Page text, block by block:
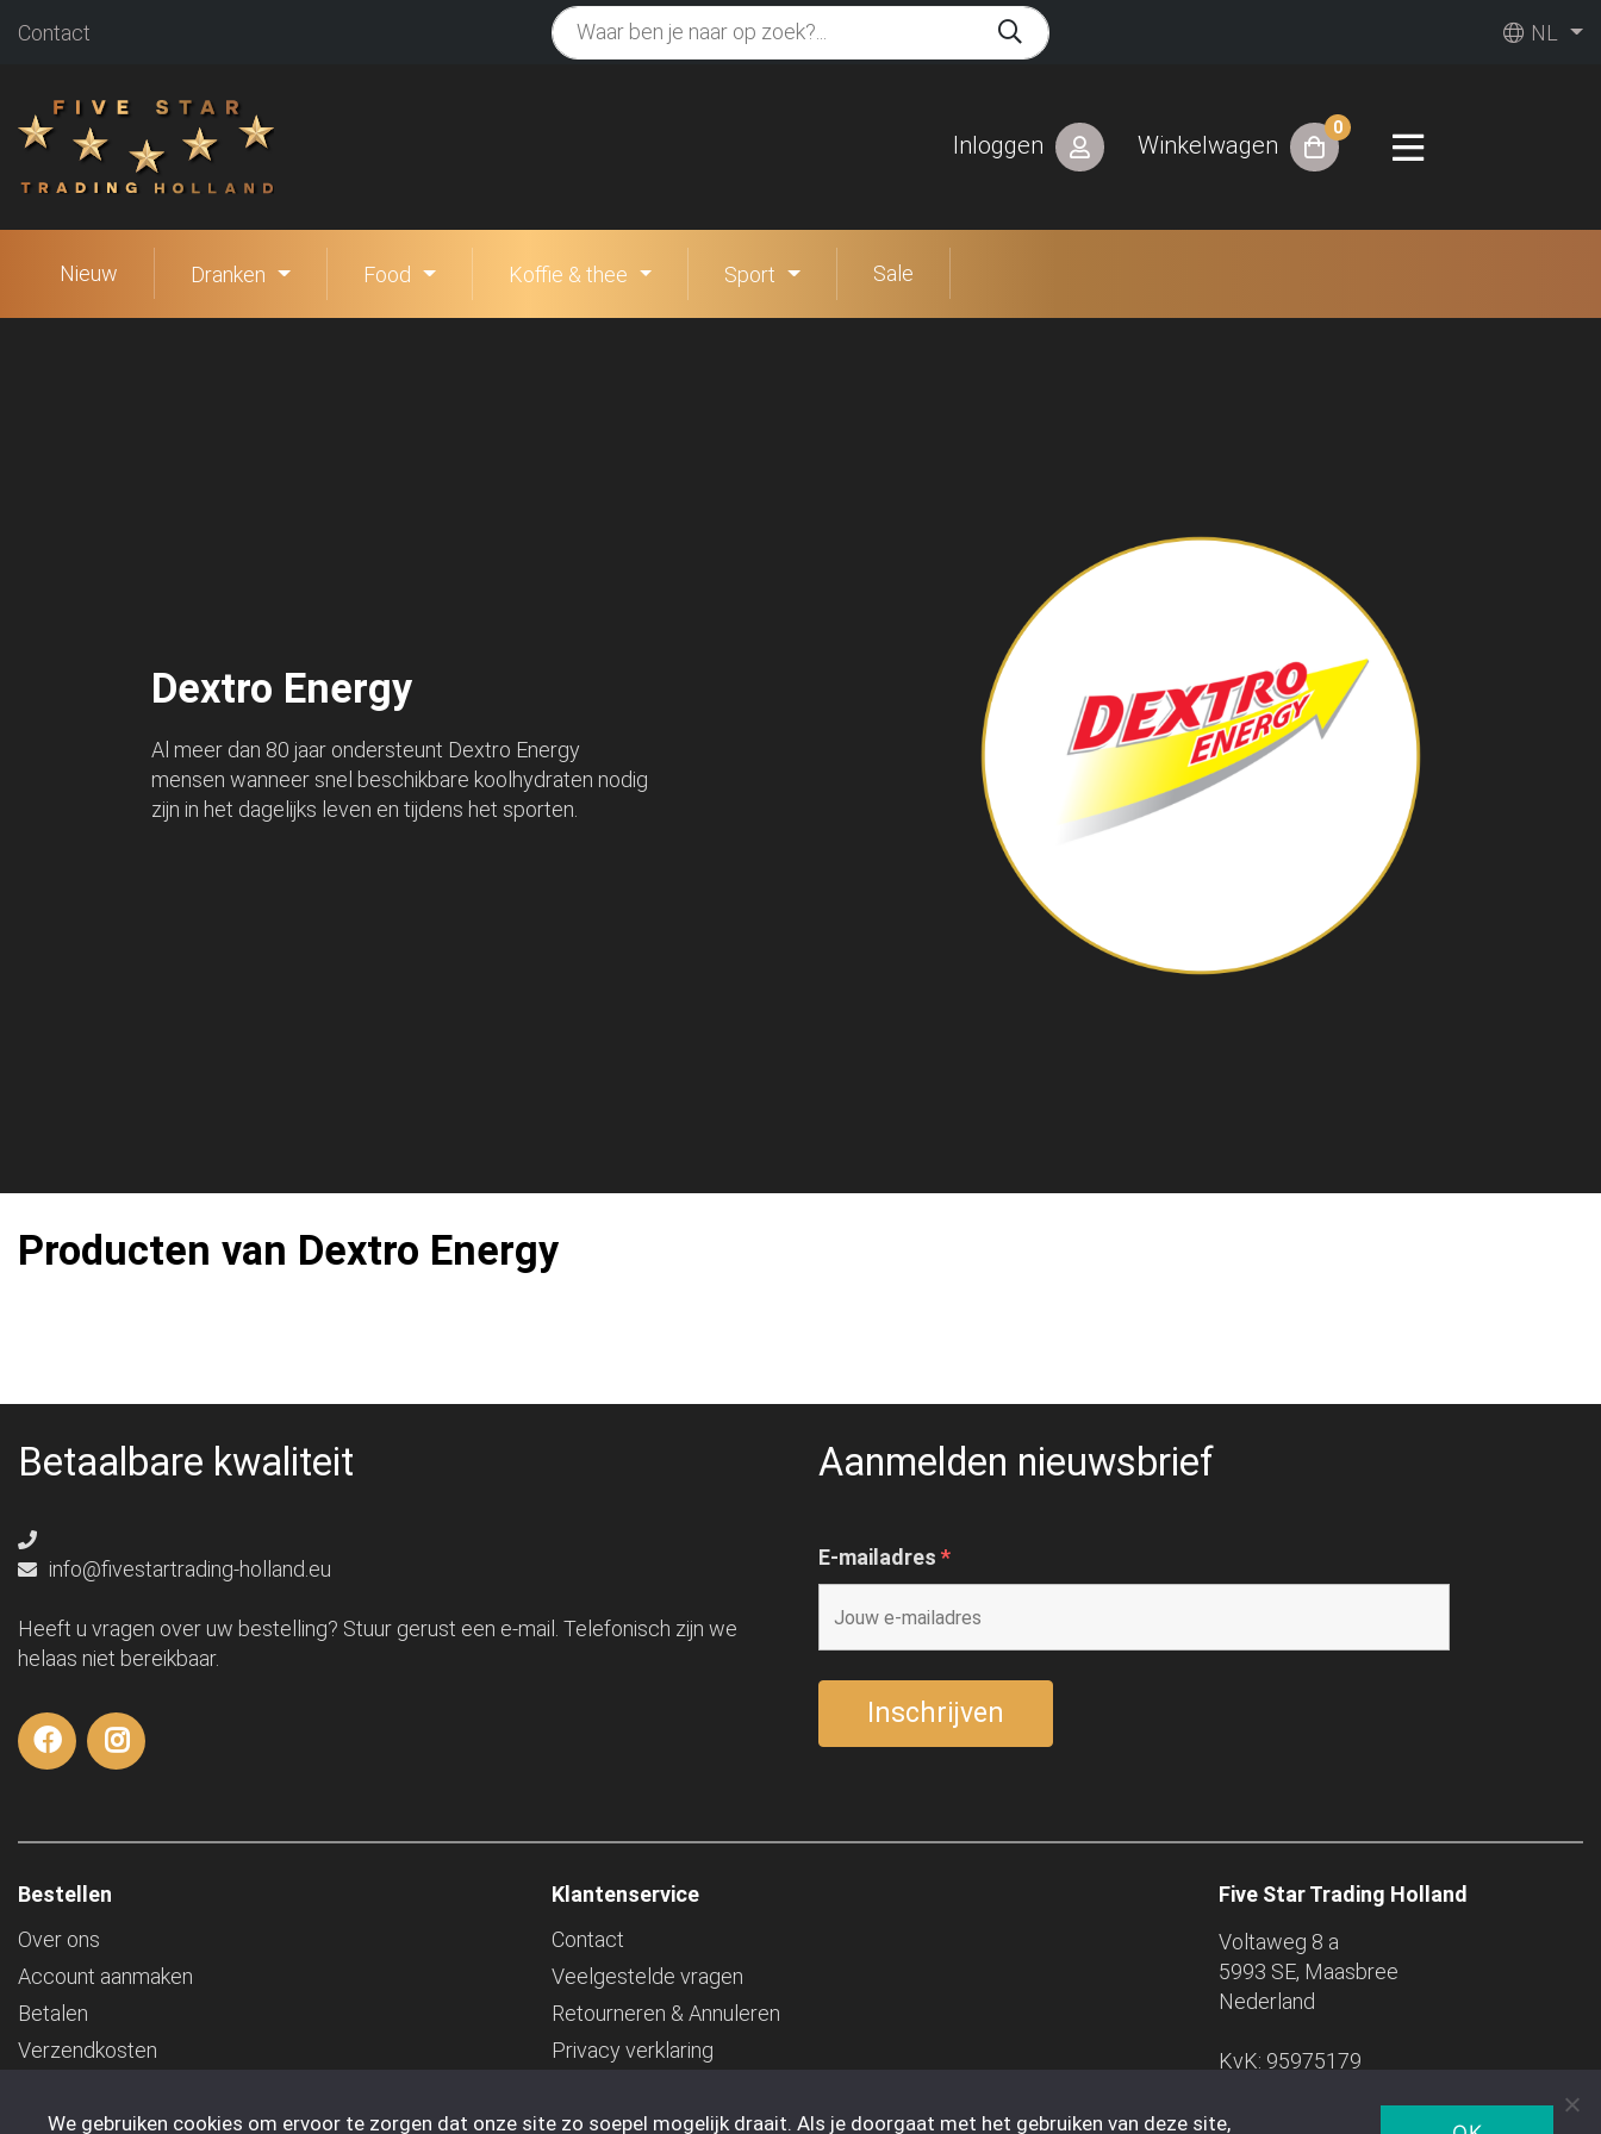
Contact NL
Inloggen Winkelwagen
0
Nieuw Dranken Food Koffie & thee Sport Sale
Dextro Energy
Al meer dan 80 jaar ondersteunt Dextro Energy
mensen wanneer snel beschikbare koolhydraten nodig
zijn in het dagelijks leven en tijdens het sporten.
Producten van Dextro Energy
Betaalbare kwaliteit
info@fivestartrading-holland.eu
Heeft u vragen over uw bestelling? Stuur gerust een e-mail. Telefonisch zijn we
helaas niet bereikbaar.
Aanmelden nieuwsbrief
E-mailadres *
Bestellen
Over ons
Account aanmaken
Betalen
Verzendkosten
Transport
Klantenservice
Contact
Veelgestelde vragen
Retourneren & Annuleren
Privacy verklaring
Bedrijfsgegevens
Five Star Trading Holland
Voltaweg 8 a
5993 SE, Maasbree
Nederland
KvK: 95975179
We gebruiken cookies om ervoor te zorgen dat onze site zo soepel mogelijk draait. Als je doorgaat met het gebruiken van deze site,